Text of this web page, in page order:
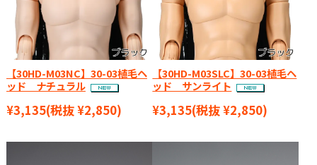
【30HD-M03NC】30-03植毛ヘ
ッド ナチュラル
¥3,135(税抜 ¥2,850)
【30HD-M03SLC】30-03植毛ヘ
ッド サンライト
¥3,135(税抜 ¥2,850)